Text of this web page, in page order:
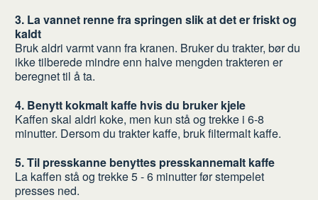
3. La vannet renne fra springen slik at det er friskt og
kaldt
Bruk aldri varmt vann fra kranen. Bruker du trakter, bør du
ikke tilberede mindre enn halve mengden trakteren er
beregnet til å ta.
4. Benytt kokmalt kaffe hvis du bruker kjele
Kaffen skal aldri koke, men kun stå og trekke i 6-8
minutter. Dersom du trakter kaffe, bruk filtermalt kaffe.
5. Til presskanne benyttes presskannemalt kaffe
La kaffen stå og trekke 5 - 6 minutter før stempelet
presses ned.